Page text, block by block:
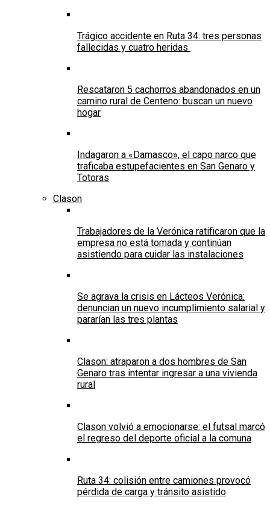
Trágico accidente en Ruta 34: tres personas
fallecidas y cuatro heridas
Rescataron 5 cachorros abandonados en un
camino rural de Centeno: buscan un nuevo
hogar
Indagaron a «Damasco», el capo narco que
traficaba estupefacientes en San Genaro y
Totoras
Clason
Trabajadores de la Verónica ratificaron que la
empresa no está tomada y continúan
asistiendo para cuidar las instalaciones
Se agrava la crisis en Lácteos Verónica:
denuncian un nuevo incumplimiento salarial y
pararían las tres plantas
Clason: atraparon a dos hombres de San
Genaro tras intentar ingresar a una vivienda
rural
Clason volvió a emocionarse: el futsal marcó
el regreso del deporte oficial a la comuna
Ruta 34: colisión entre camiones provocó
pérdida de carga y tránsito asistido